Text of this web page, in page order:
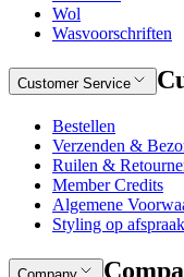
Wol
Wasvoorschriften
Customer Service
Bestellen
Verzenden &
Ruilen &
Member Credits
Algemene
Styling op afspraak